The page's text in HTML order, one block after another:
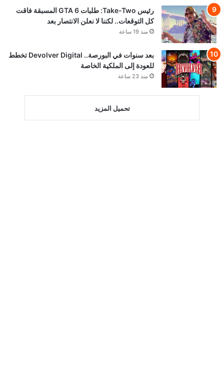
رئيس Take-Two: طلبات GTA 6 المسبقة فاقت
كل التوقعات.. لكننا لا نعلن الانتصار بعد
منذ 19 ساعة
بعد سنوات في البورصة.. Devolver Digital تخطط
للعودة إلى الملكية الخاصة
منذ 23 ساعة
تحميل المزيد